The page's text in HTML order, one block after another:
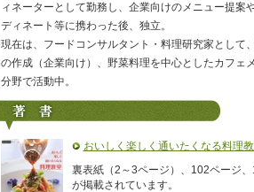
ィネーターとして勤務し、企業向けのメニュー提案
ディネート等に携わった後、独立。
現在は、フードコンサルタント・料理研究家として
の作成（企業向け）、野菜料理を中心としたカフェ
分野で活動中。
おいしく楽しく通いたくなる料理
裏表紙（2～3ページ）、102ページ
が掲載されています。